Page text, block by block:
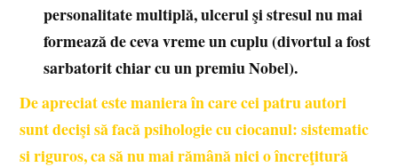
personalitate multiplă, ulcerul şi stresul nu mai
formează de ceva vreme un cuplu (divortul a fost
sarbatorit chiar cu un premiu Nobel).
De apreciat este maniera în care cei patru autori
sunt decişi să facă psihologie cu ciocanul: sistematic
si riguros, ca să nu mai rămână nici o încreţitură